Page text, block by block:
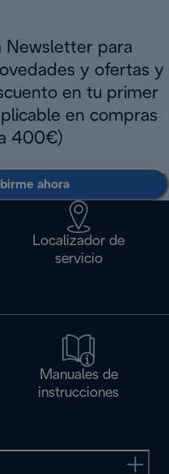
Newsletter para
y ofertas y
en tu primer
en compras
400€)
ahora
Localizador de
servicio
Manuales de
instrucciones